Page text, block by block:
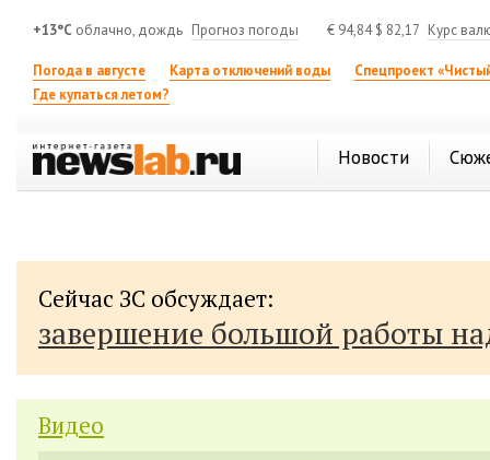
+13°C облачно, дождь Прогноз погоды € 94,84$ 82,17 Курс
Погода в августе Карта отключений воды
Спецпроект
Где купаться летом?
Новости
Сейчас ЗС обсуждает:
завершение большой работы
Видео